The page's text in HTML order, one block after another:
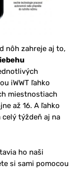
nôh zahreje aj to,
iWWT ľahko
miestnostiach
až 16. A ľahko
týždeň aj na
ho naši
si sami pomocou